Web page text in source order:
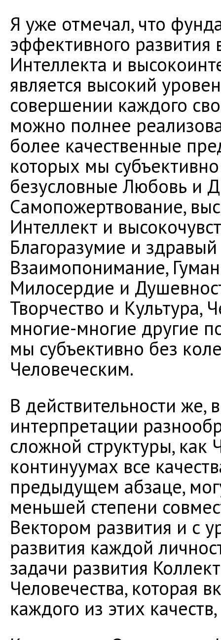
Я уже отмечал, что
эффективного развития
Интеллекта и
является высокий
совершении каждого
можно полнее
более качественные
которых мы
безусловные Любовь и
Самопожертвование,
Интеллект и
Благоразумие и
Взаимопонимание,
Милосердие и
Творчество и Культура,
многие-многие другие
мы субъективно без
Человеческим.
В действительности же,
интерпретации
сложной структуры, как
континуумах все
предыдущем абзаце,
меньшей степени
Вектором развития и с
развития каждой
задачи развития
Человечества, которая
каждого из этих